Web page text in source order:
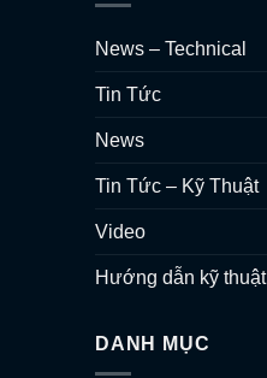
News – Technical
Tin Tức
News
Tin Tức – Kỹ Thuật
Video
Hướng dẫn kỹ thuật
DANH MỤC